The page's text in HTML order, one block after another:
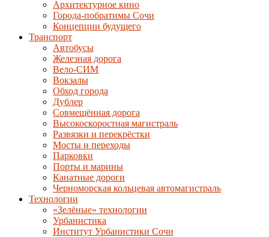
Архитектурное кино
Города-побратимы Сочи
Концепции будущего
Транспорт
Автобусы
Железная дорога
Вело-СИМ
Вокзалы
Обход города
Дублер
Совмещённая дорога
Высокоскоростная магистраль
Развязки и перекрёстки
Мосты и переходы
Парковки
Порты и марины
Канатные дороги
Черноморская кольцевая автомагистраль
Технологии
«Зелёные» технологии
Урбанистика
Институт Урбанистики Сочи